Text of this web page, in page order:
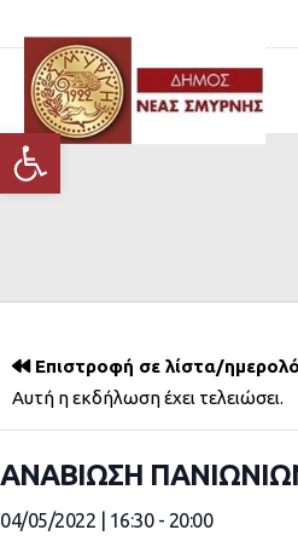
Ανοίξτε τη γραμμή εργαλείων
Επιστροφή σε λίστα/
Αυτή η εκδήλωση έχει τελειώσει.
ΑΝΑΒΙΩΣΗ
04/05/2022 | 16:30- 20:00